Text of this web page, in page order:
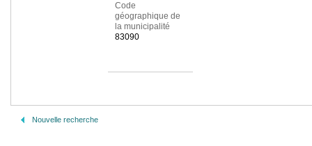
Code
géographique de
la municipalité
83090
Nouvelle recherche